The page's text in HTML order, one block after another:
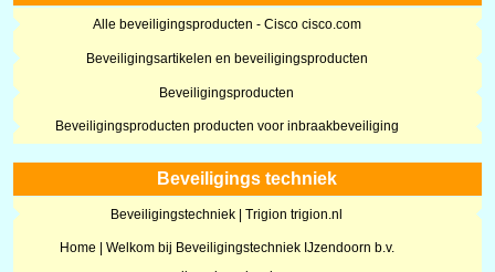
Alle beveiligingsproducten - Cisco cisco.com
Beveiligingsartikelen en beveiligingsproducten
Beveiligingsproducten
Beveiligingsproducten producten voor inbraakbeveiliging
Beveiligings techniek
Beveiligingstechniek | Trigion trigion.nl
Home | Welkom bij Beveiligingstechniek IJzendoorn b.v.